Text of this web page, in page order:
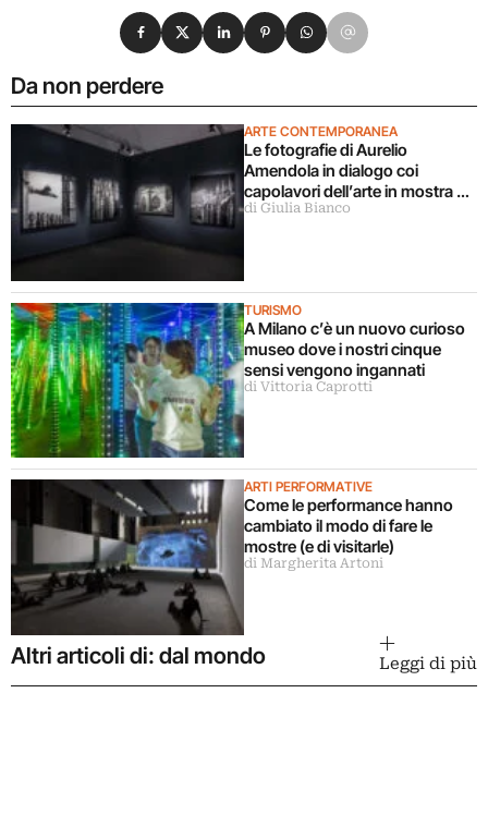
Da non perdere
ARTE CONTEMPORANEA
Le fotografie di Aurelio
Amendola in dialogo coi
capolavori dell’arte in mostra a
Milano
di Giulia Bianco
TURISMO
A Milano c’è un nuovo curioso
museo dove i nostri cinque
sensi vengono ingannati
di Vittoria Caprotti
ARTI PERFORMATIVE
Come le performance hanno
cambiato il modo di fare le
mostre (e di visitarle)
di Margherita Artoni
Condividi su Facebook
Condividi su X
Condividi su LinkedIn
Condividi su Pinterest
Condividi su WhatsApp
Condividi su Email
Altri articoli di: dal mondo Leggi di più